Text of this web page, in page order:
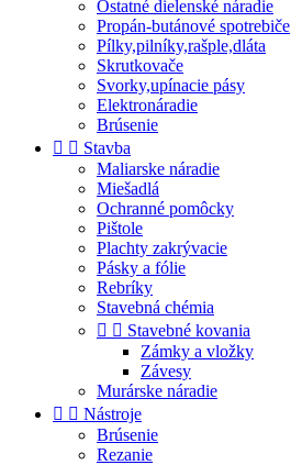
Ostatné dielenské náradie
Propán-butánové spotrebiče
Pílky,pilníky,rašple,dláta
Skrutkovače
Svorky,upínacie pásy
Elektronáradie
Brúsenie
  Stavba
Maliarske náradie
Miešadlá
Ochranné pomôcky
Pištole
Plachty zakrývacie
Pásky a fólie
Rebríky
Stavebná chémia
  Stavebné kovania
Zámky a vložky
Závesy
Murárske náradie
  Nástroje
Brúsenie
Rezanie